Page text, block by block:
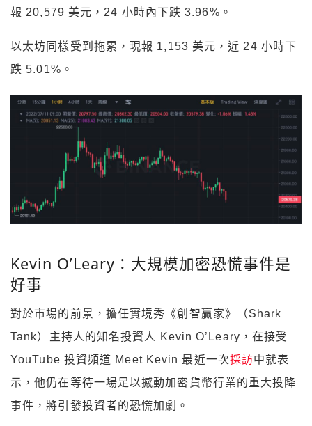
報 20,579 美元，24 小時內下跌 3.96%。
以太坊同樣受到拖累，現報 1,153 美元，近 24 小時下
跌 5.01%。
Kevin O’Leary：大規模加密恐慌事件是
好事
對於市場的前景，擔任實境秀《創智贏家》（Shark
Tank）主持人的知名投資人 Kevin O’Leary，在接受
YouTube 投資頻道 Meet Kevin 最近一次採訪中就表
示，他仍在等待一場足以撼動加密貨幣行業的重大投降
事件，將引發投資者的恐慌加劇。